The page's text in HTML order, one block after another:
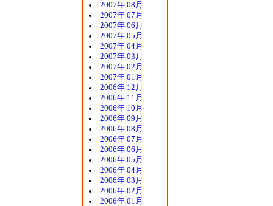
2007年 08月
2007年 07月
2007年 06月
2007年 05月
2007年 04月
2007年 03月
2007年 02月
2007年 01月
2006年 12月
2006年 11月
2006年 10月
2006年 09月
2006年 08月
2006年 07月
2006年 06月
2006年 05月
2006年 04月
2006年 03月
2006年 02月
2006年 01月